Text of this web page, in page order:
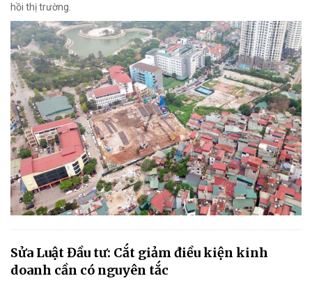
hồi thị trường.
Sửa Luật Đầu tư: Cắt giảm điều kiện kinh
doanh cần có nguyên tắc